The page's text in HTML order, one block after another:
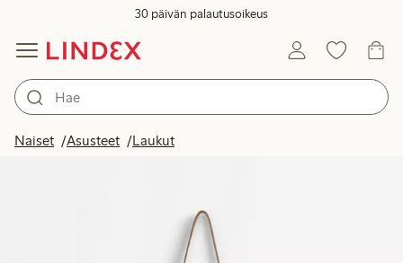
30 päivän palautusoikeus
Naiset Asusteet Laukut